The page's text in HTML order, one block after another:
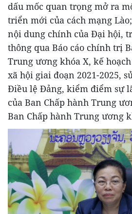
dấu mốc quan trọng mở ra
triển mới của cách mạng
nội dung chính của Đại hội,
thông qua Báo cáo chính trị
Trung ương khóa X, kế
xã hội giai đoạn 2021-2025,
Điều lệ Đảng, kiểm điểm sự
của Ban Chấp hành Trung
Ban Chấp hành Trung ương